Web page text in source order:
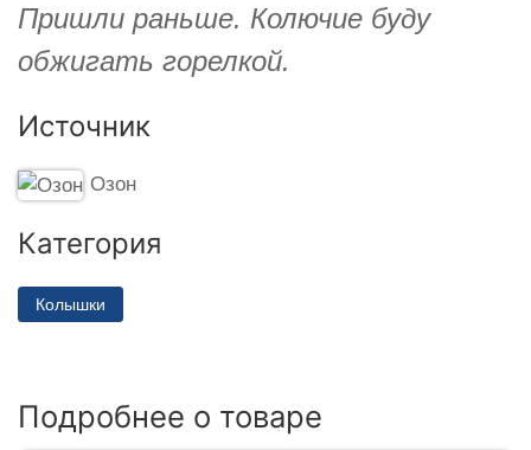
Пришли раньше. Колючие буду
обжигать горелкой.
Источник
Озон
Категория
Колышки
Подробнее о товаре